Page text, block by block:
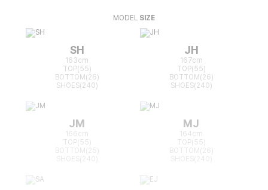
MODEL SIZE
SH
163cm
TOP(55)
BOTTOM(26)
SHOES(240)
JH
167cm
TOP(55)
BOTTOM(26)
SHOES(240)
JM
166cm
TOP(55)
BOTTOM(25)
MJ
164cm
TOP(55)
BOTTOM(26)